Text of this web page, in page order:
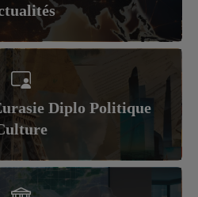
Diplo Politique